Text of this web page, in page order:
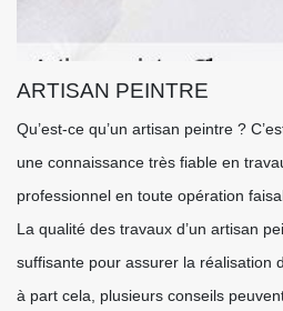
ARTISAN PEINTRE
Qu’est-ce qu’un artisan peintre ?
une connaissance très fiable en
professionnel en toute opération
La qualité des travaux d’un artisan
suffisante pour assurer la réalisation
à part cela, plusieurs conseils